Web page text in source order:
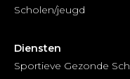
Scholen/jeugd
Diensten
Sportieve Gezonde